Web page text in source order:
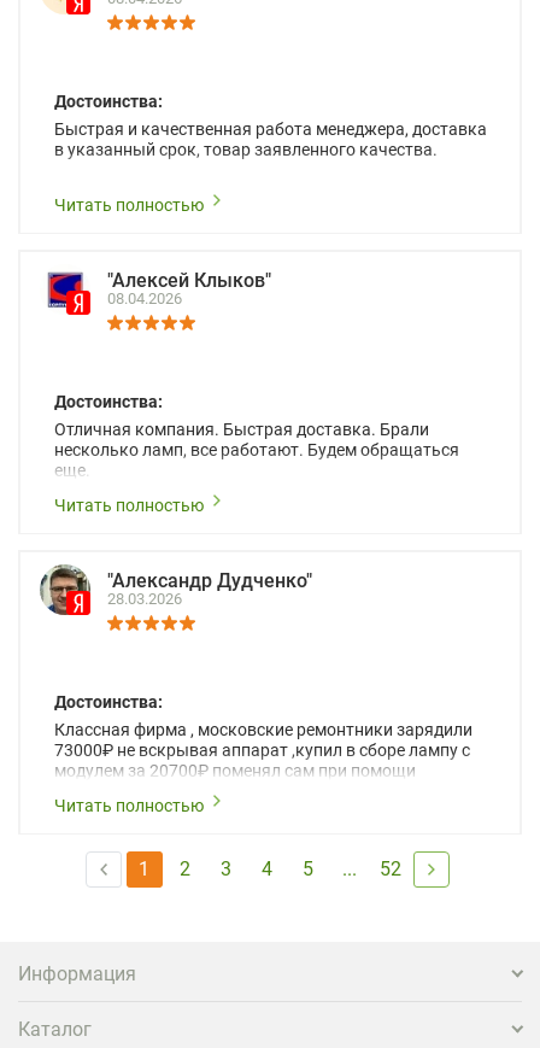
Достоинства:
Быстрая и качественная работа менеджера, доставка
в указанный срок, товар заявленного качества.
Читать полностью
"Алексей Клыков"
08.04.2026
Достоинства:
Отличная компания. Быстрая доставка. Брали
несколько ламп, все работают. Будем обращаться
еще.
Читать полностью
"Александр Дудченко"
28.03.2026
Достоинства:
Классная фирма , московские ремонтники зарядили
73000₽ не вскрывая аппарат ,купил в сборе лампу с
модулем за 20700₽ поменял сам при помощи
отвертки открутил 3 длинных болтика ! Дети в школе -
интернат счастливы и пользуются !
Читать полностью
1 2 3 4 5 ... 52
Информация
Каталог